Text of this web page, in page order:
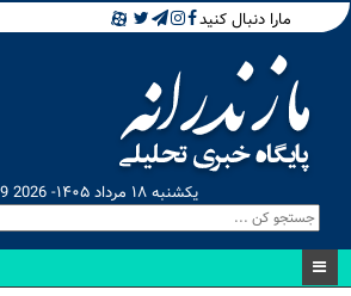
مارا دنبال کنید
یکشنبه ۱۸ مرداد ۱۴۰۵- Aug 9 2026